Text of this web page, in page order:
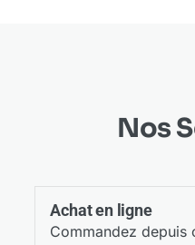
Nos
Achat en ligne
Commandez depuis